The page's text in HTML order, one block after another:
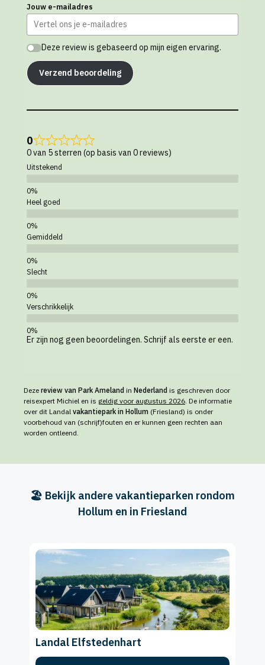
Jouw e-mailadres
Deze review is gebaseerd op mijn eigen ervaring.
Verzend beoordeling
0
0 van 5 sterren (op basis van 0 reviews)
Uitstekend
Heel goed
Gemiddeld
Slecht
Verschrikkelijk
Er zijn nog geen beoordelingen. Schrijf als eerste er een.
Deze review van Park Ameland in Nederland is geschreven door
reisexpert Michiel en is geldig voor augustus 2026 . De informatie
over dit Landal vakantiepark in Hollum (Friesland) is onder
voorbehoud van (schrijf)fouten en er kunnen geen rechten aan
worden ontleend.
🏖️ Bekijk andere vakantieparken rondom
Hollum en in Friesland
Landal Elfstedenhart